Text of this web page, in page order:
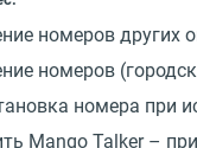
номеров других
номеров
номера при
Mango Talker –